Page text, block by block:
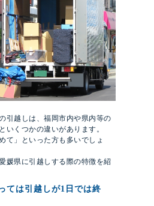
引越しは、福岡市内や県内等の
いくつかの違いがあります。
て」といった方も多いでしょ
媛県に引越しする際の特徴を紹
ては引越しが1日では終